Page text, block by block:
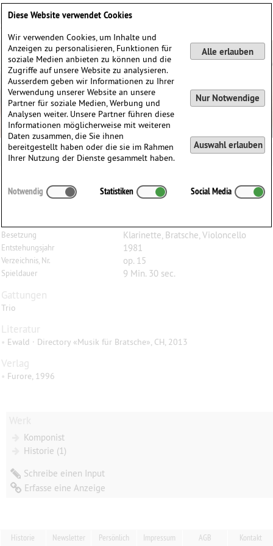
Two Esse, op. 15, für Klarinette, Bratsche und
Besetzung Klarinette, Bratsche, Violoncello
Entstehungsjahr 1981
Verzeichnis, Nr. op. 15
Spieldauer 9 Min. 30 sec.
Gattungen
Trio
Literatur
• Ewald · Directory «Musik für Bratsche», CH, 2013
Verlag
• Furore, 1996
Komponist
Historie (1)
Schreibe einen Input
Erfasse eine Anzeige
Historie Newsletter Persönlich Impressum AGB Kontakt
Diese Website verwendet Cookies
Wir verwenden Cookies, um Inhalte und
Anzeigen zu personalisieren, Funktionen für
soziale Medien anbieten zu können und die
Zugriffe auf unsere Website zu analysieren.
Ausserdem geben wir Informationen zu Ihrer
Verwendung unserer Website an unsere
Partner für soziale Medien, Werbung und
Analysen weiter. Unsere Partner führen diese
Informationen möglicherweise mit weiteren
Daten zusammen, die Sie ihnen
bereitgestellt haben oder die sie im Rahmen
Ihrer Nutzung der Dienste gesammelt haben.
Alle erlauben
Nur Notwendige
Auswahl erlauben
Notwendig Statistiken Social Media